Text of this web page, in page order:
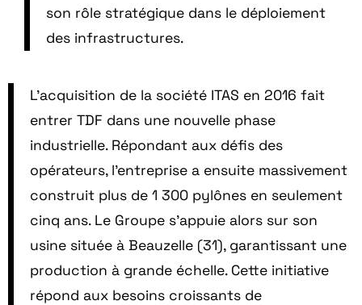
son rôle stratégique dans le déploiement
des infrastructures.
L’acquisition de la société ITAS en 2016 fait
entrer TDF dans une nouvelle phase
industrielle. Répondant aux défis des
opérateurs, l’entreprise a ensuite massivement
construit plus de 1 300 pylônes en seulement
cinq ans. Le Groupe s’appuie alors sur son
usine située à Beauzelle (31), garantissant une
production à grande échelle. Cette initiative
répond aux besoins croissants de